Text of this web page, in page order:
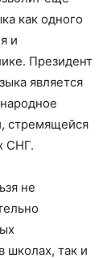
как одного
и
Президент
является
стремящейся
СНГ.
не
школах, так и